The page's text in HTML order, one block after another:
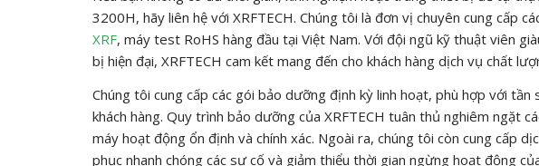
3200H, hãy liên hệ với XRFTECH. Chúng tôi là đơn vị chuyên cung cấp
XRF, máy test RoHS hàng đầu tại Việt Nam. Với đội ngũ kỹ thuật viên
bị hiện đại, XRFTECH cam kết mang đến cho khách hàng dịch vụ chất
Chúng tôi cung cấp các gói bảo dưỡng định kỳ linh hoạt, phù hợp với
khách hàng. Quy trình bảo dưỡng của XRFTECH tuân thủ nghiêm ngặt
máy hoạt động ổn định và chính xác. Ngoài ra, chúng tôi còn cung cấp
phục nhanh chóng các sự cố và giảm thiểu thời gian ngừng hoạt động